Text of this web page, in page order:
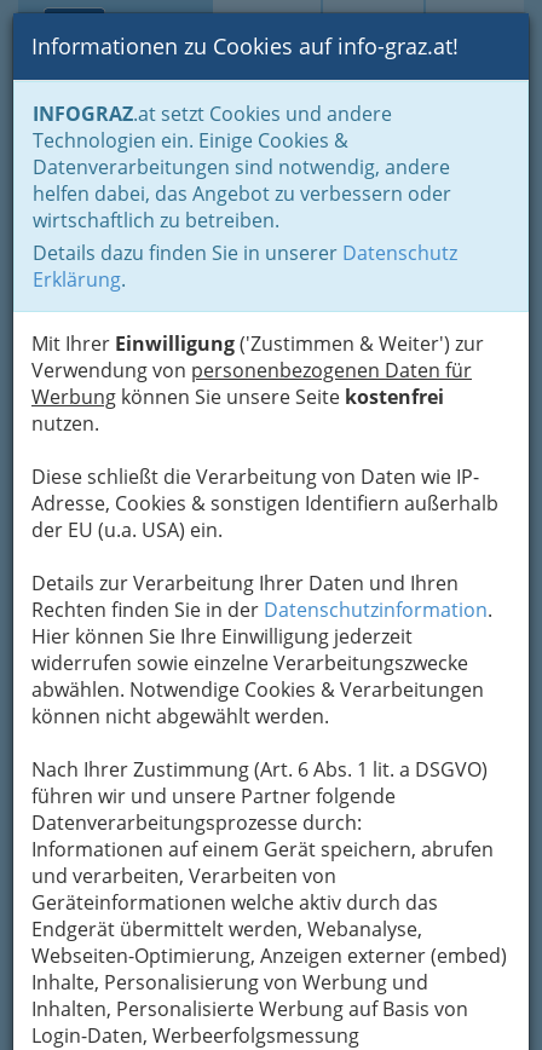
Suche Login Toggle
Informationen zu Cookies auf info-graz.at!
INFOGRAZ.at setzt Cookies und andere
Technologien ein. Einige Cookies &
Datenverarbeitungen sind notwendig, andere
helfen dabei, das Angebot zu verbessern oder
wirtschaftlich zu betreiben.
Details dazu finden Sie in unserer Datenschutz
Erklärung.
Mit Ihrer Einwilligung('Zustimmen & Weiter') zur
Verwendung von personenbezogenen Daten für
Werbung können Sie unsere Seite kostenfrei
nutzen.
Diese schließt die Verarbeitung von Daten wie IP-
Adresse, Cookies & sonstigen Identifiern außerhalb
der EU (u.a. USA) ein.
Details zur Verarbeitung Ihrer Daten und Ihren
Rechten finden Sie in der Datenschutzinformation.
Hier können Sie Ihre Einwilligung jederzeit
widerrufen sowie einzelne Verarbeitungszwecke
abwählen. Notwendige Cookies & Verarbeitungen
können nicht abgewählt werden.
Nach Ihrer Zustimmung (Art. 6 Abs. 1 lit. a DSGVO)
führen wir und unsere Partner folgende
Datenverarbeitungsprozesse durch:
Informationen auf einem Gerät speichern, abrufen
und verarbeiten, Verarbeiten von
Geräteinformationen welche aktiv durch das
Endgerät übermittelt werden, Webanalyse,
Webseiten-Optimierung, Anzeigen externer (embed)
Inhalte, Personalisierung von Werbung und
Inhalten, Personalisierte Werbung auf Basis von
Login-Daten, Werbeerfolgsmessung
Home Branchen
Einkaufen & Schenken - der Handel
Der Handel nach WKO-Gliederung
Foto-und Optik- & Medizinproduktehandel
Elektro-med. Apparate bzw. Geräte
Dr. Michael Raimund
Mandak
Auersperggasse 15, 8010 Graz
+43 316 325 135-16
Karte
Adresse mit Google Maps anschauen
Kontaktaufnahme
Um die Info-Graz Firmenvor Spam-Mails zu
bewahren , verwenden wir an dieser Stelle zur
Übermittlung Ihrer Nachricht ein sicheres
Formular. Ihre Nachricht wird nach dem
Absenden umgehend per Mail an das
Unternehmen Dr. Michael Raimund Mandak
weitergeleitet.
Mein Name
Meine Email Adresse